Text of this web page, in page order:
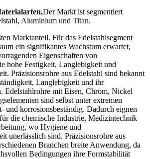
Der Markt ist segmentiert
Aluminium und Titan.
Marktanteil. Für das Edelstahlsegment
ein signifikantes Wachstum erwartet,
Eigenschaften von
hohe Festigkeit, Langlebigkeit und
Präzisionsrohre aus Edelstahl sind bekannt
Langlebigkeit und ihr
Edelstahlrohre mit Eisen, Chrom, Nickel
sind selbst unter extremen
und korrosionsbeständig. Dadurch eignen
die chemische Industrie, Medizintechnik
wo Hygiene und
unerlässlich sind. Präzisionsrohre aus
Branchen breite Anwendung, da
Bedingungen ihre Formstabilität